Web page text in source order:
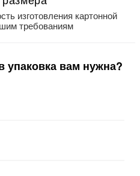
изготовления картонной
требованиям
упаковка вам нужна?